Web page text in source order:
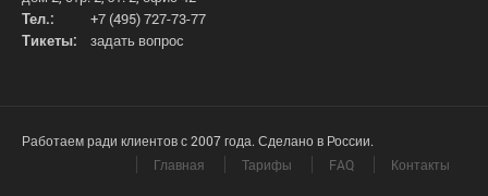
Тел.:
+7 (495) 727-73-77
Тикеты:
задать вопрос
Работаем ради клиентов с 2007 года. Сделано в России.
Главная
Тарифы FAQ Контакты